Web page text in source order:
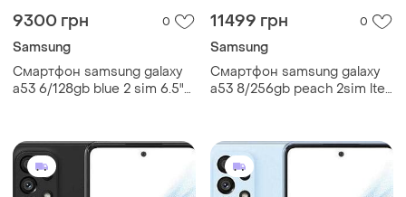
9300 грн 0
Samsung
Смартфон samsung galaxy
a53 6/128gb blue 2 sim 6.5"
11499 грн 0
Samsung
Смартфон samsung galaxy
a53 8/256gb peach 2sim lte